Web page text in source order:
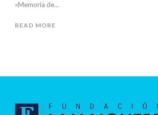
«Memoria de...
READ MORE